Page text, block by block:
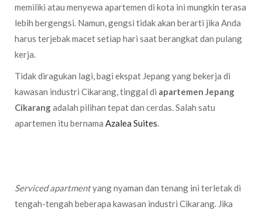
memiliki atau menyewa apartemen di kota ini mungkin terasa
lebih bergengsi. Namun, gengsi tidak akan berarti jika Anda
harus terjebak macet setiap hari saat berangkat dan pulang
kerja.
Tidak diragukan lagi, bagi ekspat Jepang yang bekerja di
kawasan industri Cikarang, tinggal di apartemen Jepang
Cikarangadalah pilihan tepat dan cerdas. Salah satu
apartemen itu bernama Azalea Suites.
Serviced apartmentyang nyaman dan tenang ini terletak di
tengah-tengah beberapa kawasan industri Cikarang. Jika